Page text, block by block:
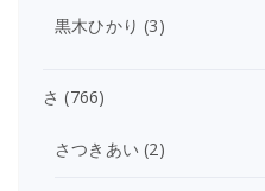
黒木ひかり (3)
さ (766)
さつきあい (2)